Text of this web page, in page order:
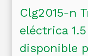
Clg2015-n
eléctrica
disponible